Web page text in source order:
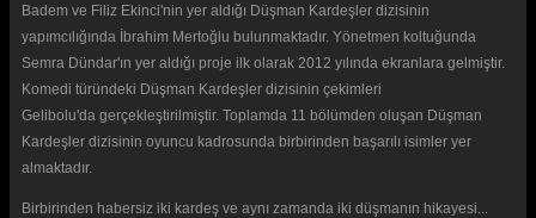
Badem ve Filiz Ekinci'nin yer aldığı Düşman Kardeşler dizisinin
yapımcılığında İbrahim Mertoğlu bulunmaktadır. Yönetmen koltuğunda
Semra Dündar'ın yer aldığı proje ilk olarak 2012 yılında ekranlara gelmiştir.
Komedi türündeki Düşman Kardeşler dizisinin çekimleri
Gelibolu'da gerçekleştirilmiştir. Toplamda 11 bölümden oluşan Düşman
Kardeşler dizisinin oyuncu kadrosunda birbirinden başarılı isimler yer
almaktadır.
Birbirinden habersiz iki kardeş ve aynı zamanda iki düşmanın hikayesi...